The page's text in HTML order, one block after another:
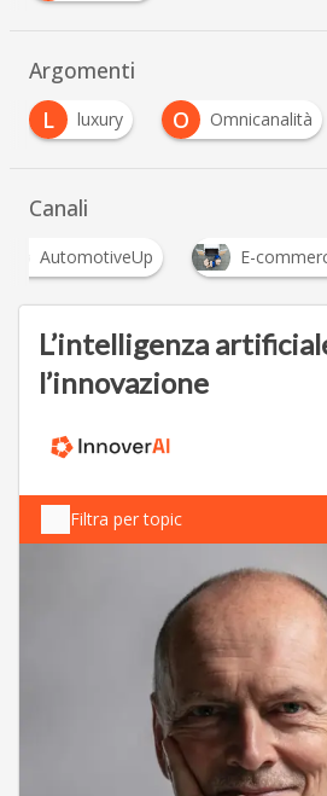
Argomenti
L
luxury O Omnicanalità
Canali
AutomotiveUp E-
L’intelligenza
l’innovazione
Filtra per topic